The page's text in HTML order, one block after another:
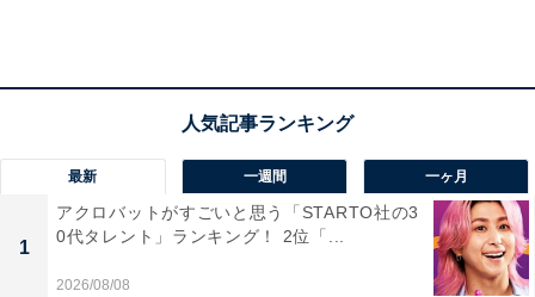
された人が多いようです。
また、「可能性に無限を感じるところが、花道を好きな
理由です。勉強はダメだけど、スポーツなら無限を感じ
最新 一週間 一ヶ月
1
アクロバットがすごいと思う「STARTO社の3
0代タレント」ランキング！ 2位「...
2026/08/08